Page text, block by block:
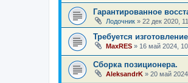
Гарантированное
Лодочник » 22 дек 2020,
Требуется
MaxRES » 16 май 2024,
Сборка позиционера.
AleksandrK » 20 май